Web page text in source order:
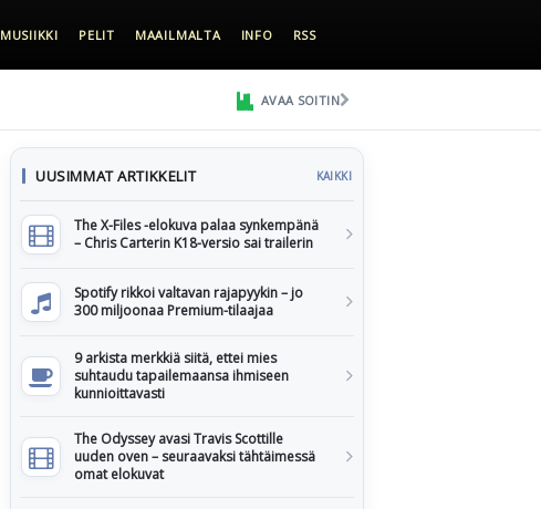
MUSIIKKI PELIT MAAILMALTA INFO RSS
AVAA SOITIN
UUSIMMAT ARTIKKELIT KAIKKI
The X-Files -elokuva palaa synkempänä
– Chris Carterin K18-versio sai trailerin
Spotify rikkoi valtavan rajapyykin – jo
300 miljoonaa Premium-tilaajaa
9 arkista merkkiä siitä, ettei mies
suhtaudu tapailemaansa ihmiseen
kunnioittavasti
The Odyssey avasi Travis Scottille
uuden oven – seuraavaksi tähtäimessä
omat elokuvat